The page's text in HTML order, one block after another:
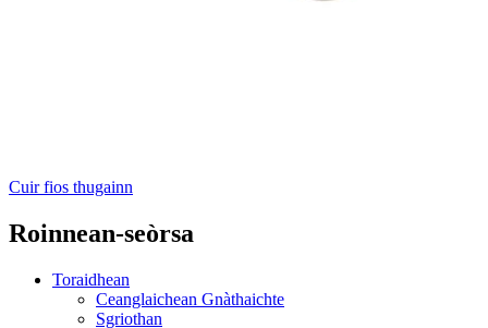
Cuir fios thugainn
Roinnean-seòrsa
Toraidhean
Ceanglaichean Gnàthaichte
Sgriothan